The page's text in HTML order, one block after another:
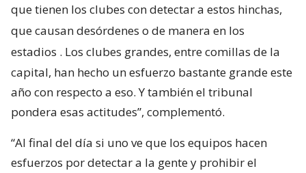
que tienen los clubes con detectar a estos hinchas,
que causan desórdenes o de manera en los
estadios . Los clubes grandes, entre comillas de la
capital, han hecho un esfuerzo bastante grande este
año con respecto a eso. Y también el tribunal
pondera esas actitudes”, complementó.
“Al final del día si uno ve que los equipos hacen
esfuerzos por detectar a la gente y prohibir el